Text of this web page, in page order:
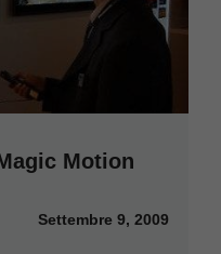
Motion
Settembre 9, 2009